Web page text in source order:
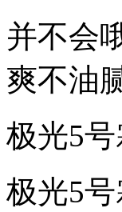
并不会
爽不油
极光5
极光5